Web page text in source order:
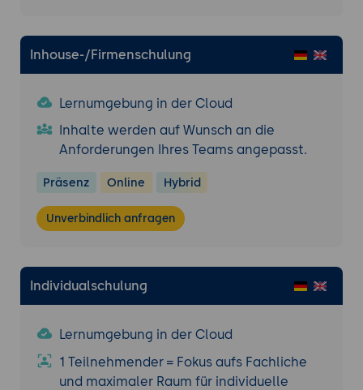
Inhouse-/Firmenschulung
Lernumgebung in der Cloud
Inhalte werden auf Wunsch an die
Anforderungen Ihres Teams angepasst.
Präsenz Online Hybrid
Unverbindlich anfragen
Individualschulung
Lernumgebung in der Cloud
1 Teilnehmender = Fokus aufs Fachliche
und maximaler Raum für individuelle